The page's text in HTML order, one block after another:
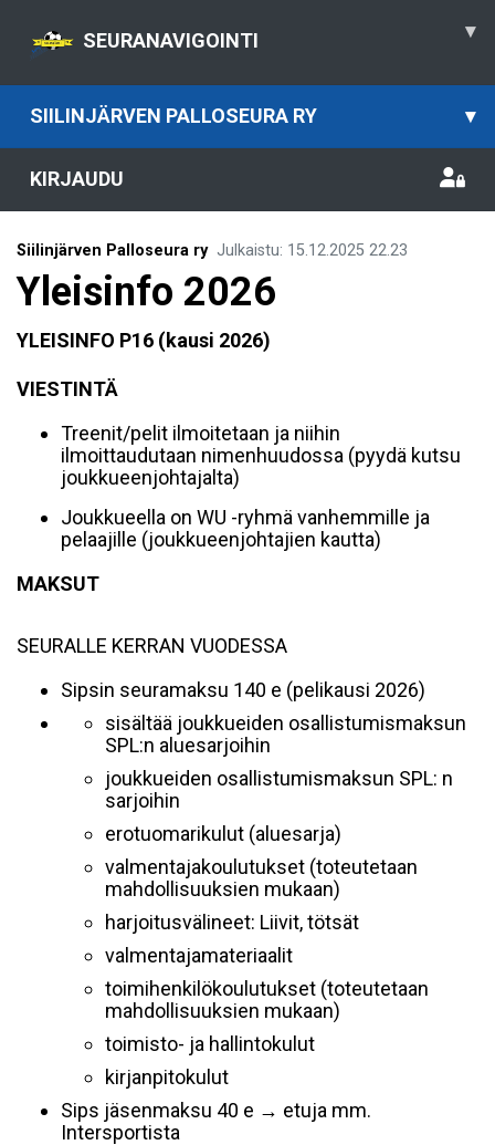
SEURANAVIGOINTI ▾
SIILINJÄRVEN PALLOSEURA RY ▾
KIRJAUDU
Siilinjärven Palloseura ry Julkaistu: 15.12.2025 22.23
Yleisinfo 2026
YLEISINFO P16 (kausi 2026)
VIESTINTÄ
Treenit/pelit ilmoitetaan ja niihin
ilmoittaudutaan nimenhuudossa (pyydä kutsu
joukkueenjohtajalta)
Joukkueella on WU -ryhmä vanhemmille ja
pelaajille (joukkueenjohtajien kautta)
MAKSUT
SEURALLE KERRAN VUODESSA
Sipsin seuramaksu 140 e (pelikausi 2026)
sisältää joukkueiden osallistumismaksun
SPL:n aluesarjoihin
joukkueiden osallistumismaksun SPL: n
sarjoihin
erotuomarikulut (aluesarja)
valmentajakoulutukset (toteutetaan
mahdollisuuksien mukaan)
harjoitusvälineet: Liivit, tötsät
valmentajamateriaalit
toimihenkilökoulutukset (toteutetaan
mahdollisuuksien mukaan)
toimisto- ja hallintokulut
kirjanpitokulut
Sips jäsenmaksu 40 e → etuja mm.
Intersportista